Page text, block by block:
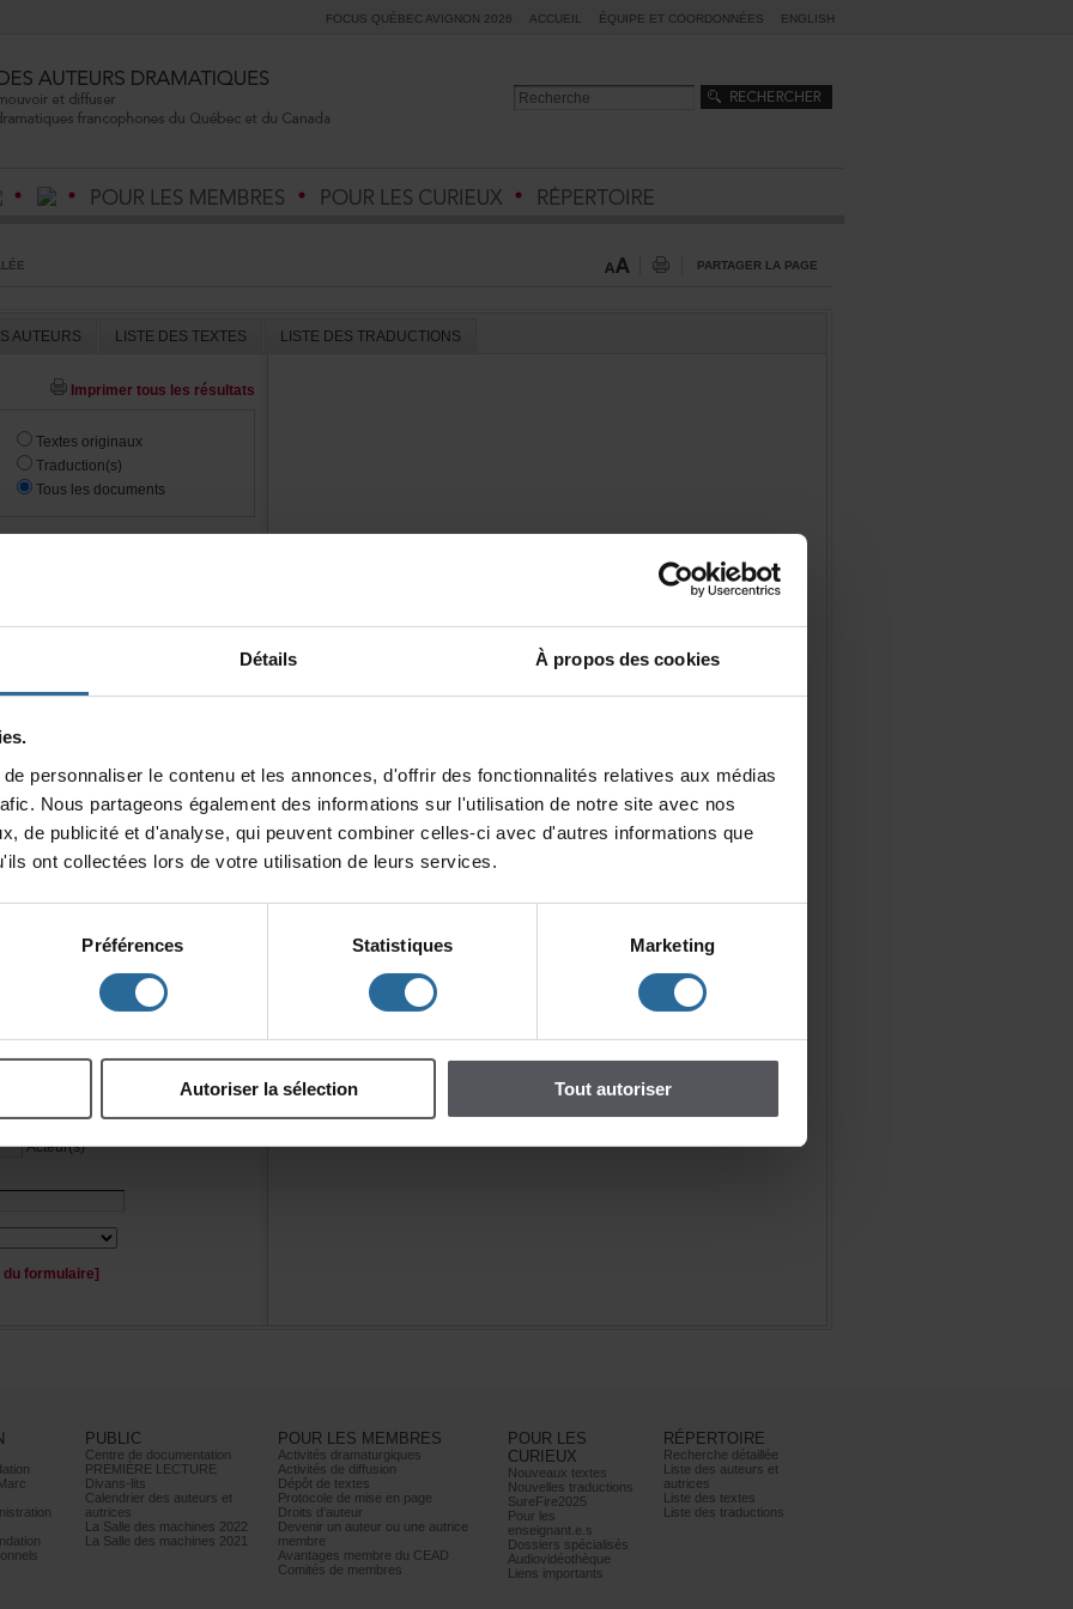
Détails Àproposdescookies
ciavecd'autresinformationsque
Préférences Statistiques Marketing
Autoriserlasélection Toutautoriser
FOCUSQUÉBECAVIGNON2026 ACCUEIL ÉQUIPEETCOORDONNÉES ENGLISH
PARTAGERLAPAGE
LISTEDESTEXTES LISTEDESTRADUCTIONS
Imprimertouslesrésultats
Textesoriginaux
Traduction(s)
Touslesdocuments
Enfants
Personnage(s)
Acteur(s)
PUBLIC
Centrededocumentation
PREMIÈRELECTURE
Divans-lits
Calendrierdesauteurset
autrices
LaSalledesmachines2022
LaSalledesmachines2021
POURLESMEMBRES
Activitésdramaturgiques
Activitésdediffusion
Dépôtdetextes
Protocoledemiseenpage
Droitsd’auteur
Devenirunauteurouuneautrice
membre
AvantagesmembreduCEAD
Comitésdemembres
POURLES
CURIEUX
Nouveauxtextes
Nouvellestraductions
SureFire2025
Pourles
enseignant.e.s
Dossiersspécialisés
Audiovidéothèque
Liensimportants
RÉPERTOIRE
Recherchedétaillée
Listedesauteurset
autrices
Listedestextes
Listedestraductions